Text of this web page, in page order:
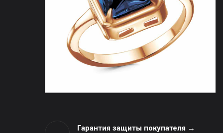
Гарантия защиты покупателя →